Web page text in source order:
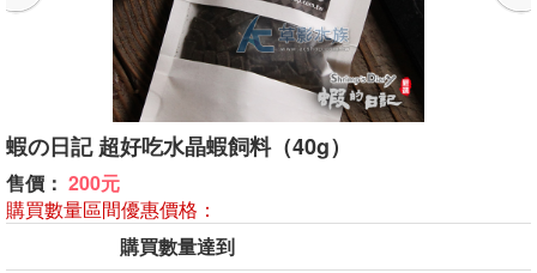
蝦の日記 超好吃水晶蝦飼料（40g）
售價： 200元
購買數量區間優惠價格：
購買數量達到